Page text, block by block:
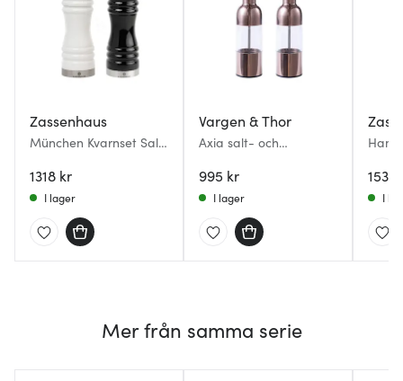
Zassenhaus
München Kvarnset Salt
Svart/Vit/Stål
1318 kr
I lager
Vargen & Thor
Axia salt- och
pack brons
995 kr
I lager
1538
I
Mer från samma serie